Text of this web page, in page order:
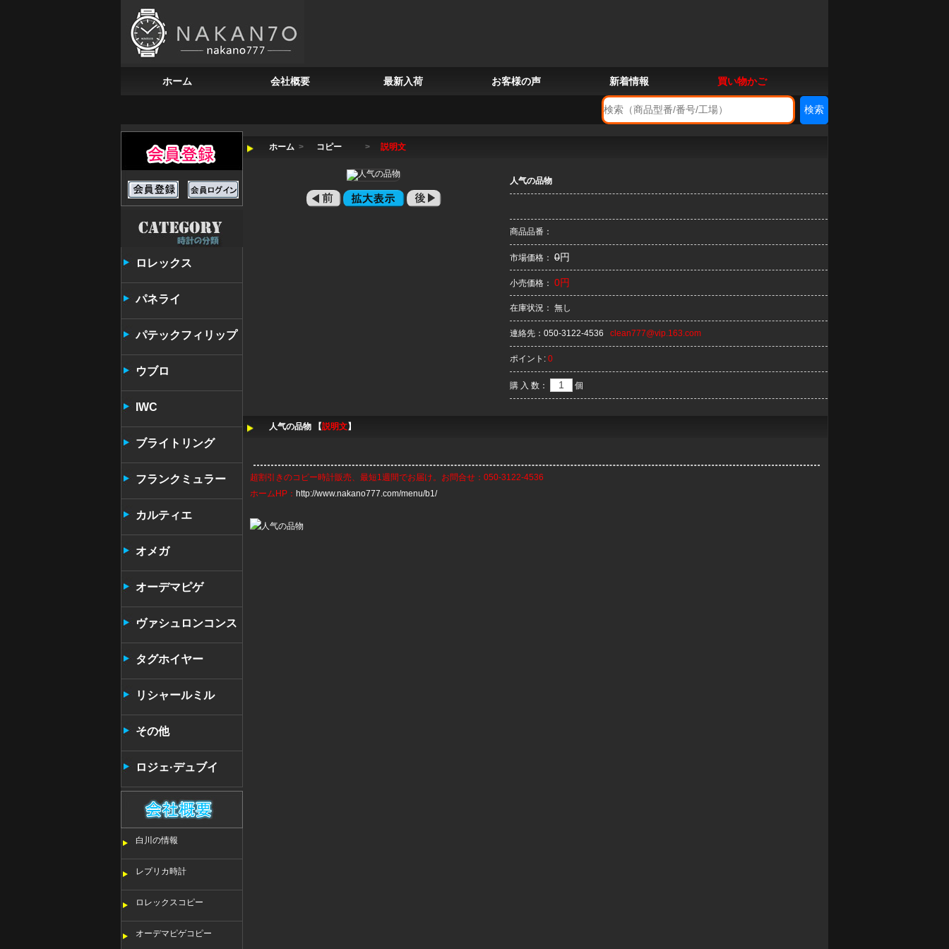
ホーム 会社概要 最新入荷 お客様の声 新着情報 買い物かご
ロレックス
パネライ
パテックフィリップ
ウブロ
IWC
ブライトリング
フランクミュラー
カルティエ
オメガ
オーデマピゲ
ヴァシュロンコンス
タンタン
タグホイヤー
リシャールミル
その他
ロジェ·デュブイ
白川の情報
レプリカ時計
ロレックスコピー
オーデマピゲコピー
ホーム > コピー > 説明文
人气の品物
商品品番：
市場価格： 0円
小売価格： 0円
在庫状況： 無し
連絡先： 050-3122-4536 clean777@vip.163.com
ポイント: 0
購 入 数： 個
人气の品物 【説明文】
超割引きのコピー時計販売、最短1週間でお届け。お問合せ：050-3122-4536
ホームHP： http://www.nakano777.com/menu/b1/